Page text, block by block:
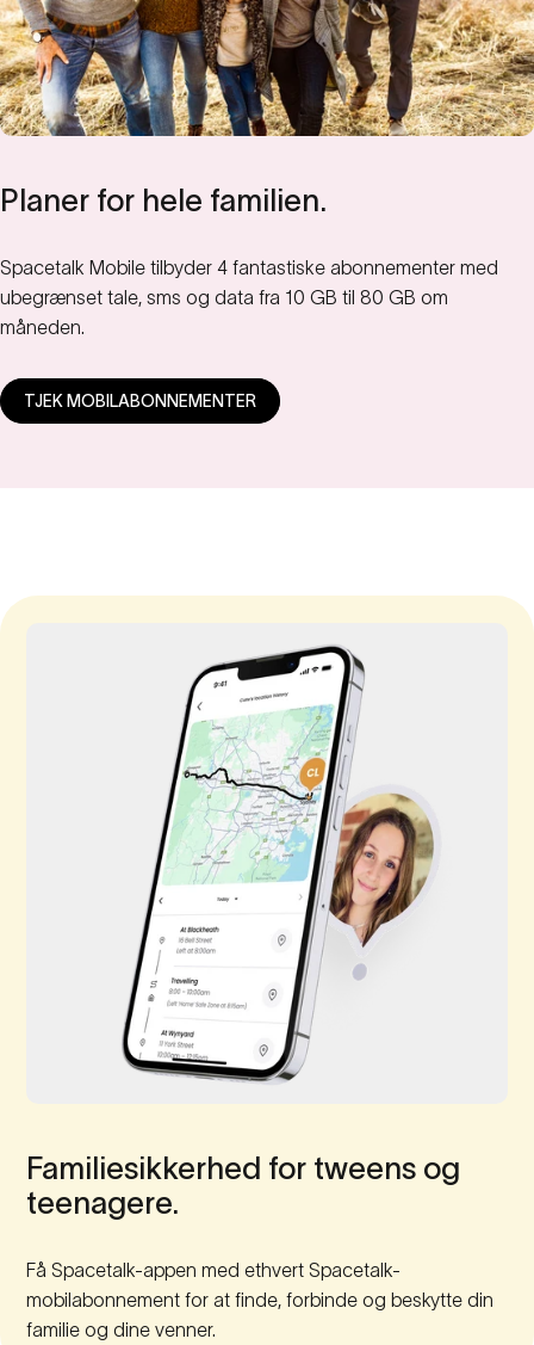
Planer for hele familien.
Spacetalk Mobile tilbyder 4 fantastiske abonnementer med
ubegrænset tale, sms og data fra 10 GB til 80 GB om
måneden.
TJEK MOBILABONNEMENTER
Familiesikkerhed for tweens og
teenagere.
Få Spacetalk-appen med ethvert Spacetalk-
mobilabonnement for at finde, forbinde og beskytte din
familie og dine venner.